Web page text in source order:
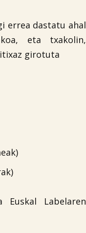
errea dastatu ahal
eta txakolin,
girotuta
Euskal Labelaren